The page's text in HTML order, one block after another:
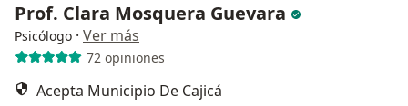
Prof. Clara Mosquera Guevara
Psicólogo · Ver más
72 opiniones
Acepta Municipio De Cajicá